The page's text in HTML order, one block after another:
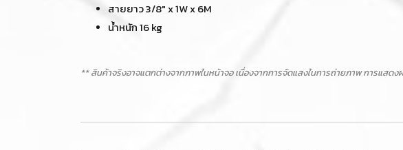
สายยาว 3/8" x 1W x 6M
น้ำหนัก 16 kg
** สินค้าจริงอาจแตกต่างจากภาพในหน้าจอ เนื่องจากการจัดแสงในการถ่ายภาพ การแส